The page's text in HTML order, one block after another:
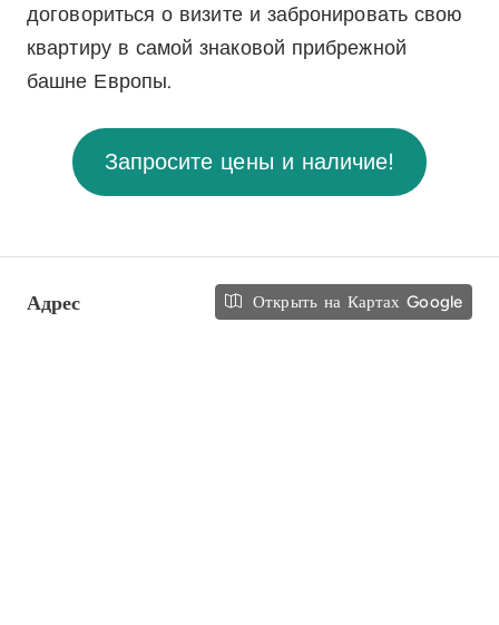
договориться о визите и забронировать свою
квартиру в самой знаковой прибрежной
башне Европы.
Запросите цены и наличие!
Адрес Открыть на Картах Google